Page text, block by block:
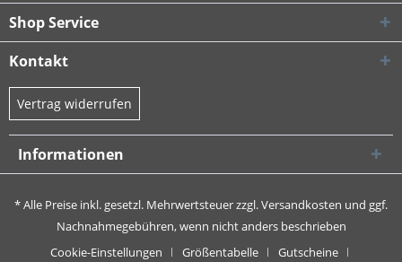
Shop Service
Kontakt
Vertrag widerrufen
Informationen
* Alle Preise inkl. gesetzl. Mehrwertsteuer zzgl.Versandkosten und ggf.
Nachnahmegebühren, wenn nicht anders beschrieben
Cookie-Einstellungen
Größentabelle
Gutscheine